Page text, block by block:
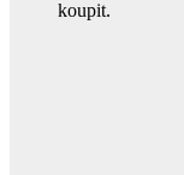
koupit.